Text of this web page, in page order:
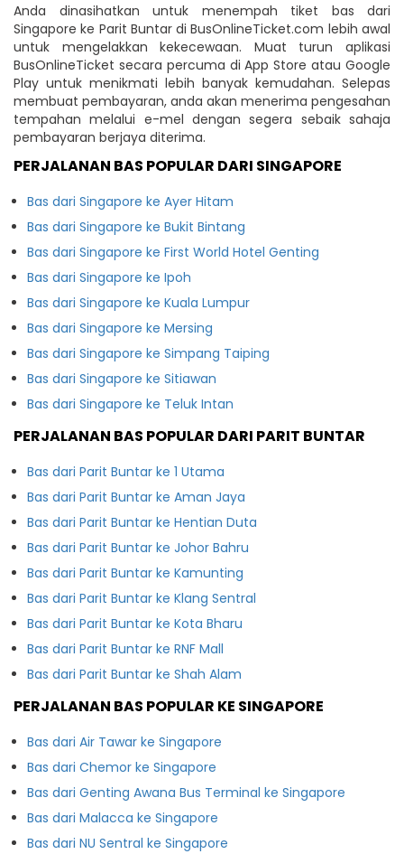
Anda dinasihatkan untuk menempah tiket bas dari
Singapore ke Parit Buntar di BusOnlineTicket.com lebih awal
untuk mengelakkan kekecewaan. Muat turun aplikasi
BusOnlineTicket secara percuma di App Store atau Google
Play untuk menikmati lebih banyak kemudahan. Selepas
membuat pembayaran, anda akan menerima pengesahan
tempahan melalui e-mel dengan segera sebaik sahaja
pembayaran berjaya diterima.
PERJALANAN BAS POPULAR DARI SINGAPORE
Bas dari Singapore ke Ayer Hitam
Bas dari Singapore ke Bukit Bintang
Bas dari Singapore ke First World Hotel Genting
Bas dari Singapore ke Ipoh
Bas dari Singapore ke Kuala Lumpur
Bas dari Singapore ke Mersing
Bas dari Singapore ke Simpang Taiping
Bas dari Singapore ke Sitiawan
Bas dari Singapore ke Teluk Intan
PERJALANAN BAS POPULAR DARI PARIT BUNTAR
Bas dari Parit Buntar ke 1 Utama
Bas dari Parit Buntar ke Aman Jaya
Bas dari Parit Buntar ke Hentian Duta
Bas dari Parit Buntar ke Johor Bahru
Bas dari Parit Buntar ke Kamunting
Bas dari Parit Buntar ke Klang Sentral
Bas dari Parit Buntar ke Kota Bharu
Bas dari Parit Buntar ke RNF Mall
Bas dari Parit Buntar ke Shah Alam
PERJALANAN BAS POPULAR KE SINGAPORE
Bas dari Air Tawar ke Singapore
Bas dari Chemor ke Singapore
Bas dari Genting Awana Bus Terminal ke Singapore
Bas dari Malacca ke Singapore
Bas dari NU Sentral ke Singapore